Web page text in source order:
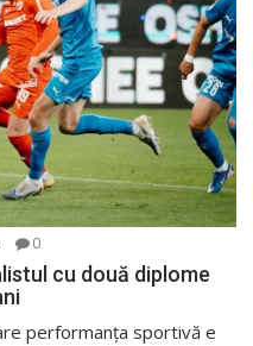
0
cu două diplome
performanța sportivă e